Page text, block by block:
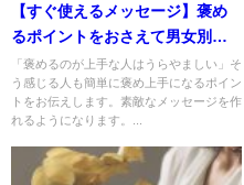
【すぐ使えるメッセージ】褒め
るポイントをおさえて男女別に
贈る
「褒めるのが上手な人はうらやましい」そ
う感じる人も簡単に褒め上手になるポイン
トをお伝えします。素敵なメッセージを作
れるようになります。...